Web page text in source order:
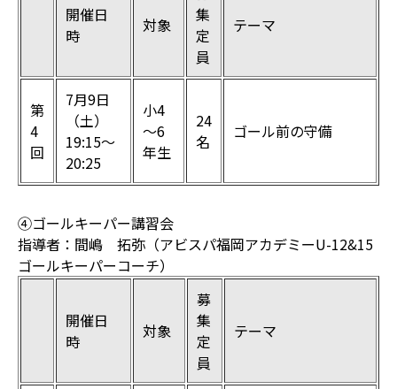
開催日
時
対象
集
定
員
テーマ
第
4
回
7月9日
（土）
19:15〜
20:25
小4
～6
年生
24
名
ゴール前の守備
④ゴールキーパー講習会
指導者：間嶋 拓弥（アビスパ福岡アカデミーU-12&15
ゴールキーパーコーチ）
開催日
時
対象
募
集
定
員
テーマ